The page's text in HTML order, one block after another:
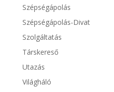
Szépségápolás
Szépségápolás-Divat
Szolgáltatás
Társkereső
Utazás
Világháló